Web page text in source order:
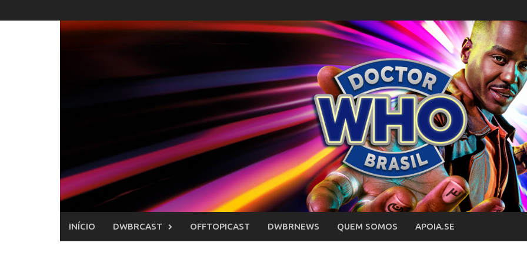
to
INÍCIO DWBRCAST OFFTOPICAST DWBRNEWS QUEM SOMOS APOIA.SE